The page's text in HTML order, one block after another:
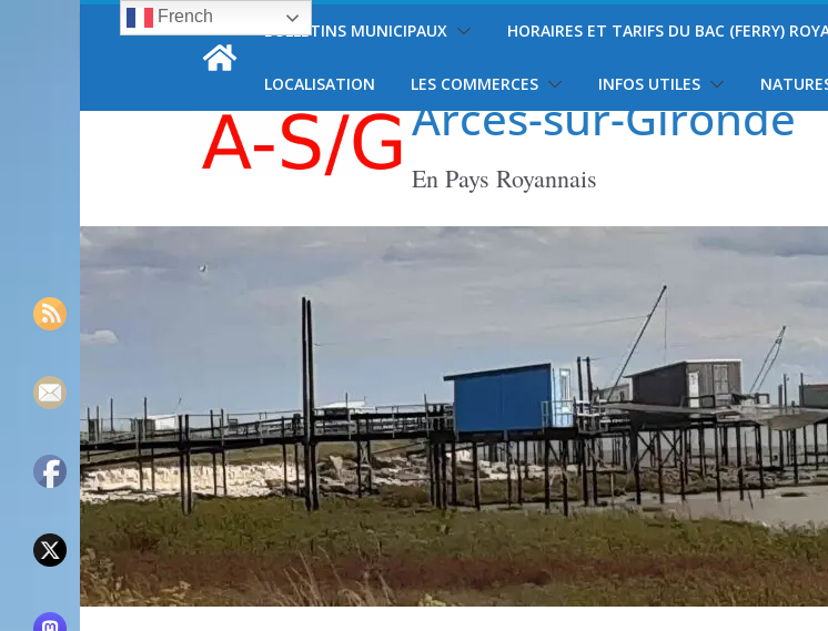
Passervendredi, 7 août, 2026
Arces-sur-Gironde
En Pays Royannais
BULLETINS MUNICIPAUX HORAIRES ET TARIFS DU BAC (FERRY)
LOCALISATION LES COMMERCES INFOS UTILES
French